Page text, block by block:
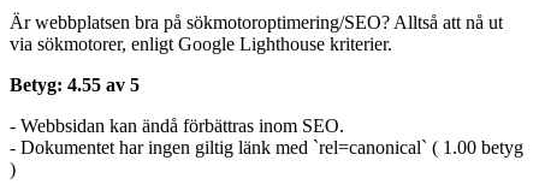
Är webbplatsen bra på sökmotoroptimering/SEO? Alltså att nå ut
via sökmotorer, enligt Google Lighthouse kriterier.
Betyg: 4.55 av 5
- Webbsidan kan ändå förbättras inom SEO.
- Dokumentet har ingen giltig länk med `rel=canonical` ( 1.00 betyg
)